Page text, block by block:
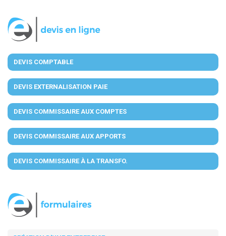
DEVIS COMPTABLE
DEVIS EXTERNALISATION PAIE
DEVIS COMMISSAIRE AUX COMPTES
DEVIS COMMISSAIRE AUX APPORTS
DEVIS COMMISSAIRE À LA TRANSFO.